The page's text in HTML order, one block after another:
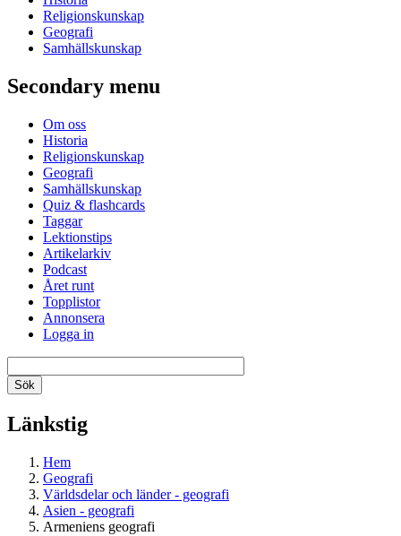
Religionskunskap
Geografi
Samhällskunskap
Secondary menu
Om oss
Historia
Religionskunskap
Geografi
Samhällskunskap
Quiz & flashcards
Taggar
Lektionstips
Artikelarkiv
Podcast
Året runt
Topplistor
Annonsera
Logga in
Länkstig
Hem
Geografi
Världsdelar och länder - geografi
Asien - geografi
Armeniens geografi